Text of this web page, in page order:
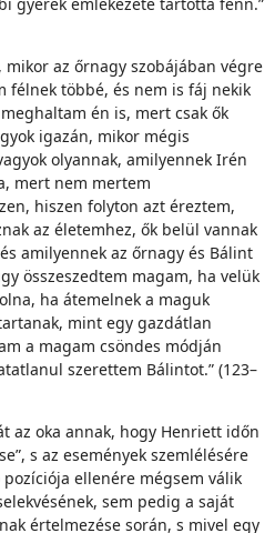
az őrnagy szobájában végre
félnek többé, és nem is fáj nekik
én is, mert csak ők
igazán, mikor mégis
olyannak, amilyennek Irén
mert nem mertem
hiszen folyton azt éreztem,
az életemhez, ők belül vannak
amilyennek az őrnagy és Bálint
összeszedtem magam, ha velük
ha átemelnek a maguk
mint egy gazdátlan
a magam csöndes módján
szerettem Bálintot.” (123–
az oka annak, hogy Henriett időn
s az események szemlélésére
ellenére mégsem válik
sem pedig a saját
értelmezése során, s mivel egy